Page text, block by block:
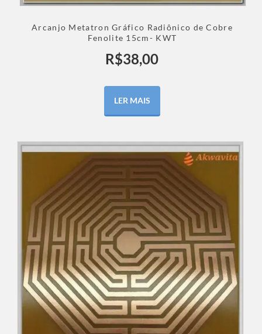
Arcanjo Metatron Gráfico Radiônico de Cobre
Fenolite 15cm- KWT
R$38,00
LER MAIS